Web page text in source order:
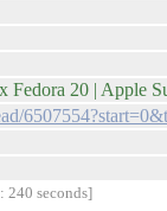
20 | Apple
240 seconds]